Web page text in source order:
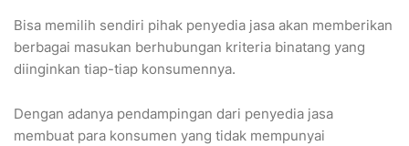
Bisa memilih sendiri pihak penyedia jasa akan memberikan
berbagai masukan berhubungan kriteria binatang yang
diinginkan tiap-tiap konsumennya.
Dengan adanya pendampingan dari penyedia jasa
membuat para konsumen yang tidak mempunyai